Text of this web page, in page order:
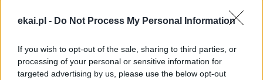
ekai.pl - Do Not Process My Personal Information
If you wish to opt-out of the sale, sharing to third parties, or
processing of your personal or sensitive information for
targeted advertising by us, please use the below opt-out
zabrakło serc i rąk niosących pomoc i
pocieszenie